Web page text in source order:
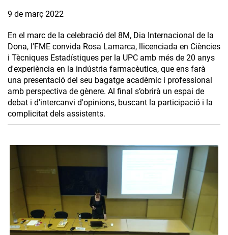
9 de març 2022
En el marc de la celebració del 8M, Dia Internacional de la
Dona, l'FME convida Rosa Lamarca, llicenciada en Ciències
i Tècniques Estadístiques per la UPC amb més de 20 anys
d'experiència en la indústria farmacèutica, que ens farà
una presentació del seu bagatge acadèmic i professional
amb perspectiva de gènere. Al final s’obrirà un espai de
debat i d'intercanvi d'opinions, buscant la participació i la
complicitat dels assistents.